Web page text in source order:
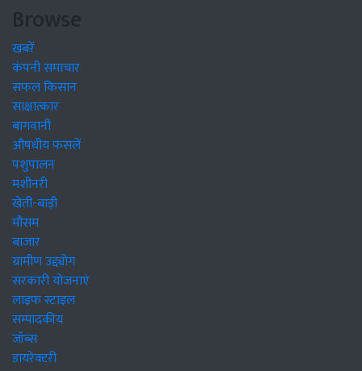
Browse
खबरें
कंपनी समाचार
सफल किसान
साक्षात्कार
बागवानी
औषधीय फसलें
पशुपालन
मशीनरी
खेती-बाड़ी
मौसम
बाजार
ग्रामीण उद्द्योग
सरकारी योजनाएं
लाइफ स्टाइल
सम्पादकीय
जॉब्स
डायरेक्टरी